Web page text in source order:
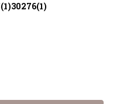
30276(1)